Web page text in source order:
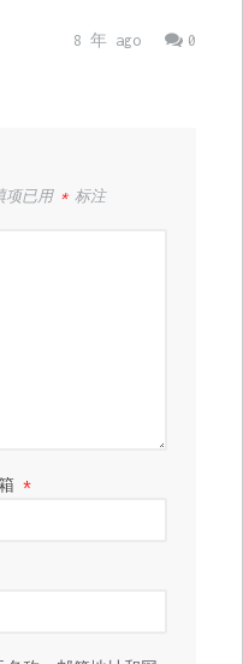
0
8 年 ago
项已用 *标注
*